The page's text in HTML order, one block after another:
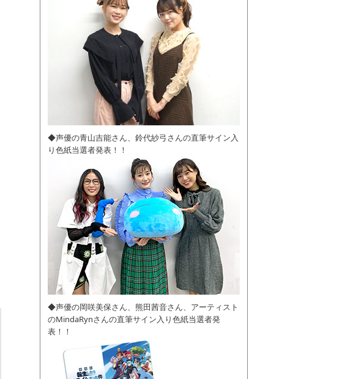
◆声優の青山吉能さん、鈴代紗弓さんの直筆サイン入
り色紙当選者発表！！
◆声優の岡咲美保さん、熊田茜音さん、アーティスト
のMindaRynさんの直筆サイン入り色紙当選者発
表！！